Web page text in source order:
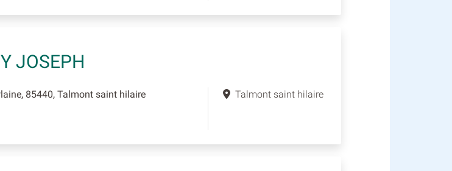
JOSEPH
85440, Talmont saint hilaire Talmont saint hilaire